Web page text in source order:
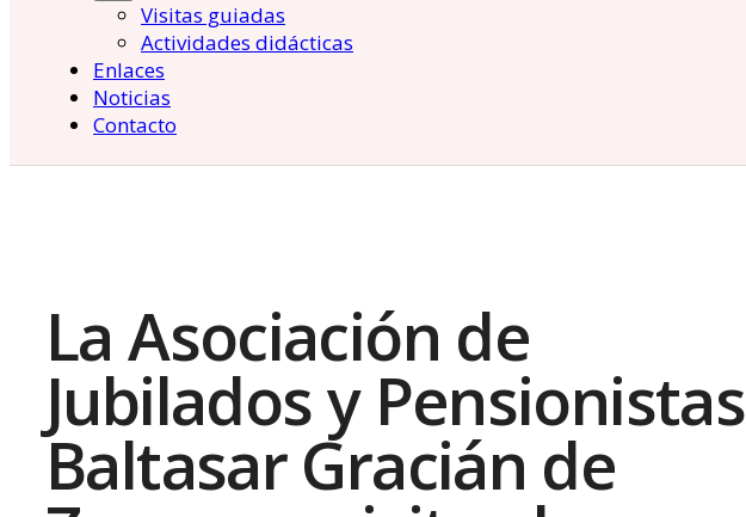
Visitas guiadas
Actividades didácticas
Enlaces
Noticias
Contacto
La Asociación de
Jubilados y Pensionistas
Baltasar Gracián de